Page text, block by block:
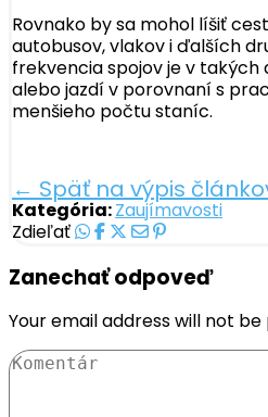
Rovnako by sa mohol líšiť
autobusov, vlakov i ďalších
frekvencia spojov je v takých
alebo jazdí v porovnaní s
menšieho počtu staníc.
← Späť na výpis
Kategória:Zaujímavosti
Zdieľať
Zanechať odpoveď
Your email address will not be